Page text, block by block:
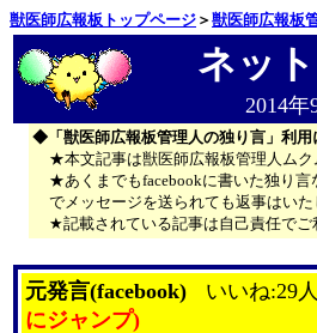
獣医師広報板トップページ ＞ 獣医師広報板
ネッ
2014
◆「獣医師広報板管理人の独り言」利用
★本文記事は獣医師広報板管理人ム
★あくまでもfacebookに書いた独り
でメッセージを送られても返事はいた
★記載されている記事は自己責任でご
元発言(facebook)
いいね:29
にジャンプ)